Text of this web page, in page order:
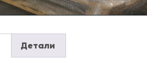
Детали